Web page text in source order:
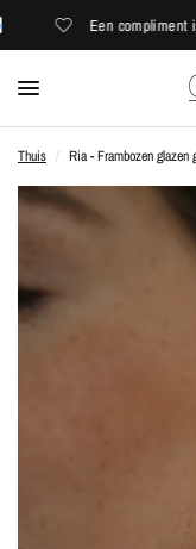
Een compliment
Thuis / Ria - Frambozen glazen